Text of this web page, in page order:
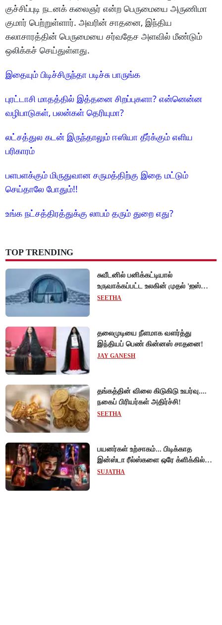
குச்சிப்புடி நடனக் கலைஞர் என்ற பெருமையை அருணிமா
குமார் பெற்றுள்ளார். அவரின் சாதனை, இந்திய
கலாசாரத்தின் பெருமையை சர்வதேச அளவில் மீண்டும்
ஒலிக்கச் செய்துள்ளது.
இதையும் பிடிச்சிருந்தா படிச்சு பாருங்க
புரட்டாசி மாதத்தில் இத்தனை சிறப்புகளா? என்னென்ன
வழிபாடுகள், பலன்கள் தெரியுமா?
லட்சத்துல கடன் இருந்தாலும் ஈஸியா தீர்க்கும் எளிய
பரிகாரம்
பளபளக்கும் மிருதுவான சருமத்திற்கு இதை மட்டும்
செய்தாலே போதும்!!
உங்க நட்சத்திரத்துக்கு லாபம் தரும் துறை எது?
TOP TRENDING
சுவீடனில் பனிக்கட்டியால்
உருவாக்கப்பட்ட உலகின் முதல் 'ஐஸ்
ஓட்டல்'!
SEETHA
தலைமுடியை நீளமாக வளர்த்து
இந்தியப் பெண் கின்னஸ் சாதனை!
JAY GANESH
தங்கத்தின் விலை கிடுகிடு உயர்வு....
நகைப் பிரியர்கள் அதிர்ச்சி!
SEETHA
பயனர்கள் உற்சாகம்... பிடிக்காத
இன்ஸ்டா ரீல்ஸ்களை ஒரே க்ளிக்கில்
மாற்றியமைக்கலாம்!
SUJATHA